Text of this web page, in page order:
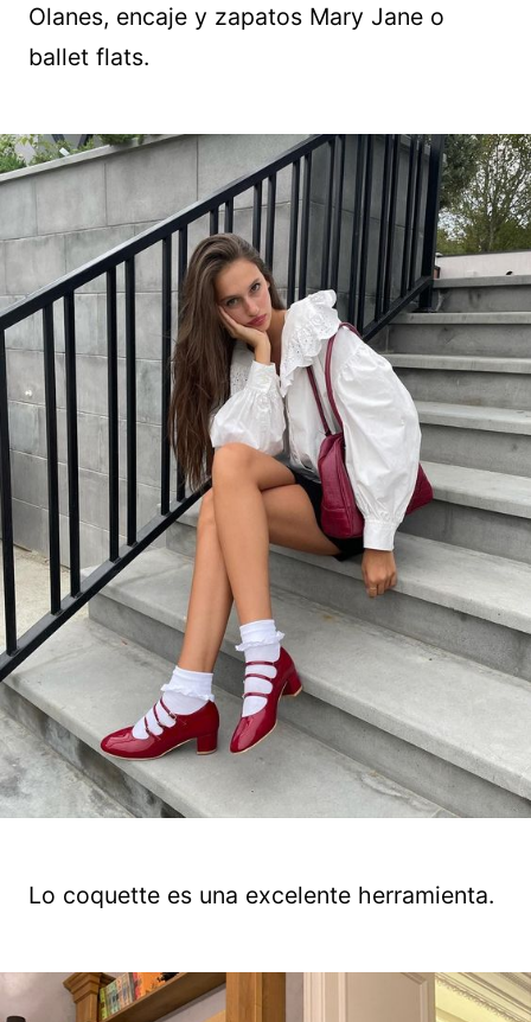
Olanes, encaje y zapatos Mary Jane o
ballet flats.
Lo coquette es una excelente herramienta.